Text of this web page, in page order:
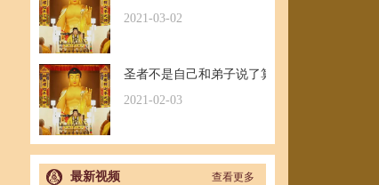
2021-03-02
圣者不是自己和弟子说了算的，符合考核印
2021-02-03
最新视频 查看更多